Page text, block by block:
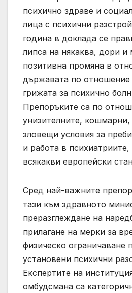
психично здраве и
лица с психични
година в доклада се
липса на някаква, дори и
позитивна промяна в
държавата по
грижата за психично
Препоръките са по
унизителните,
зловещи условия за
и работа в
всякакви европейски
Сред най-важните
тази към здравното
преразглеждане на
прилагане на мерки за
физическо ограничаване
установени психични
Експертите на
омбудсмана са